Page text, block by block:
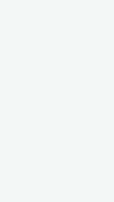
aber auch
eine
um nur